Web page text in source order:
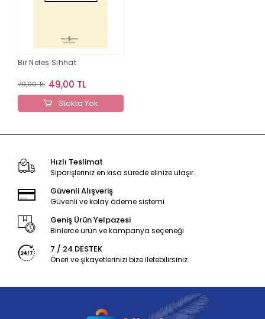
Bir Nefes Sıhhat
70,00 TL 49,00 TL
Stokta Yok
Hızlı Teslimat
Siparişleriniz en kısa sürede elinize ulaşır.
Güvenli Alışveriş
Güvenli ve kolay ödeme sistemi
Geniş Ürün Yelpazesi
Binlerce ürün ve kampanya seçeneği
7 / 24 DESTEK
Öneri ve şikayetlerinizi bize iletebilirsiniz.